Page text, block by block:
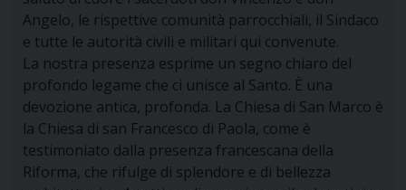
Angelo, le rispettive comunità parrocchiali, il Sindaco
e tutte le autorità civili e militari qui convenute.
La nostra presenza esprime un segno chiaro del
profondo legame che ci unisce al Santo. È una
devozione antica, profonda. La Chiesa di San Marco è
la Chiesa di san Francesco di Paola, come è
testimoniato dalla presenza francescana della
Riforma, che rifulge di splendore e di bellezza